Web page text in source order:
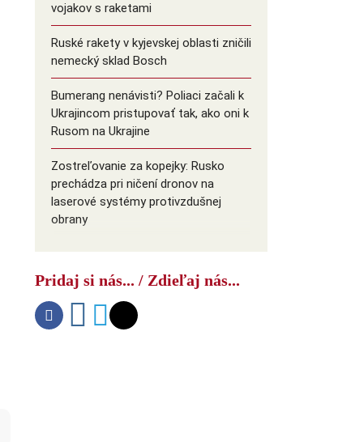
vojakov s raketami
Ruské rakety v kyjevskej oblasti zničili
nemecký sklad Bosch
Bumerang nenávisti? Poliaci začali k
Ukrajincom pristupovať tak, ako oni k
Rusom na Ukrajine
Zostreľovanie za kopejky: Rusko
prechádza pri ničení dronov na
laserové systémy protivzdušnej
obrany
šokom
Pridaj si nás... / Zdieľaj nás...